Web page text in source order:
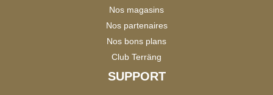
Nos magasins
Nos partenaires
Nos bons plans
Club Terräng
SUPPORT